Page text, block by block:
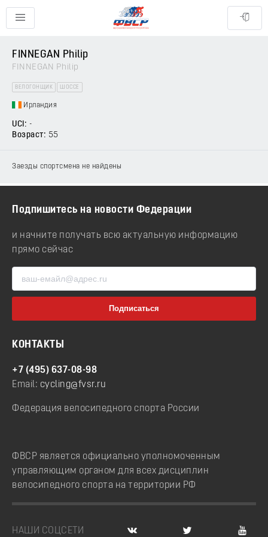
FINNEGAN Philip
FINNEGAN Philip
ВЕЛОГОНЩИК ШОССЕ
Ирландия
UCI: -
Возраст: 55
Заезды спортсмена не найдены
Подпишитесь на новости Федерации
и начните получать всю актуальную информацию
прямо сейчас
КОНТАКТЫ
+7 (495) 637-08-98
Email: cycling@fvsr.ru
Федерация велосипедного спорта России
ФВСР является официально уполномоченным
управляющим органом для всех дисциплин
велосипедного спорта на территории РФ
НАШИ СОЦСЕТИ